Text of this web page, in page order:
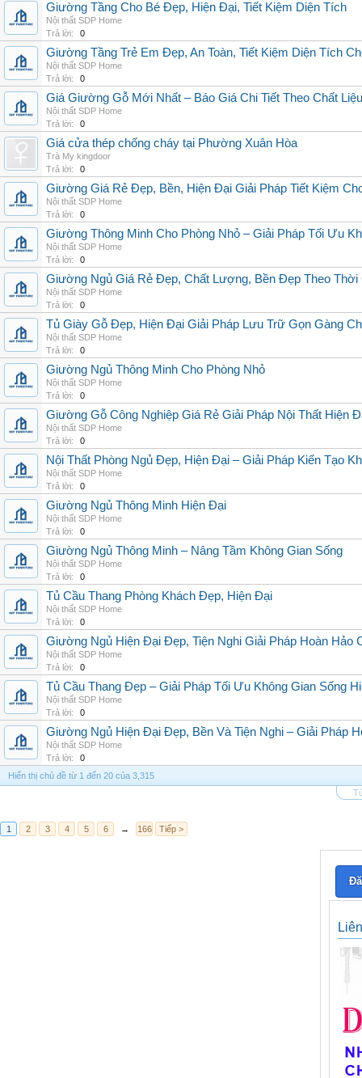
Giường Tầng Cho Bé Đẹp, Hiện Đại, Tiết Kiệm Diện Tích
Nội thất SDP Home
Trả lời:
0
Giường Tầng Trẻ Em Đẹp, An Toàn, Tiết Kiệm Diện Tích
Nội thất SDP Home
Trả lời:
0
Giá Giường Gỗ Mới Nhất – Báo Giá Chi Tiết Theo Chất
Nội thất SDP Home
Trả lời:
0
Giá cửa thép chống cháy tại Phường Xuân Hòa
Trà My kingdoor
Trả lời:
0
Giường Giá Rẻ Đẹp, Bền, Hiện Đại Giải Pháp Tiết Kiệm
Nội thất SDP Home
Trả lời:
0
Giường Thông Minh Cho Phòng Nhỏ – Giải Pháp Tối Ưu
Nội thất SDP Home
Trả lời:
0
Giường Ngủ Giá Rẻ Đẹp, Chất Lượng, Bền Đẹp Theo Thời
Nội thất SDP Home
Trả lời:
0
Tủ Giày Gỗ Đẹp, Hiện Đại Giải Pháp Lưu Trữ Gọn Gàng
Nội thất SDP Home
Trả lời:
0
Giường Ngủ Thông Minh Cho Phòng Nhỏ
Nội thất SDP Home
Trả lời:
0
Giường Gỗ Công Nghiệp Giá Rẻ Giải Pháp Nội Thất Hiện
Nội thất SDP Home
Trả lời:
0
Nội Thất Phòng Ngủ Đẹp, Hiện Đại – Giải Pháp Kiến Tạo
Nội thất SDP Home
Trả lời:
0
Giường Ngủ Thông Minh Hiện Đại
Nội thất SDP Home
Trả lời:
0
Giường Ngủ Thông Minh – Nâng Tầm Không Gian Sống
Nội thất SDP Home
Trả lời:
0
Tủ Cầu Thang Phòng Khách Đẹp, Hiện Đại
Nội thất SDP Home
Trả lời:
0
Giường Ngủ Hiện Đại Đẹp, Tiện Nghi Giải Pháp Hoàn Hảo
Nội thất SDP Home
Trả lời:
0
Tủ Cầu Thang Đẹp – Giải Pháp Tối Ưu Không Gian Sống
Nội thất SDP Home
Trả lời:
0
Giường Ngủ Hiện Đại Đẹp, Bền Và Tiện Nghi – Giải Pháp
Nội thất SDP Home
Trả lời:
0
Hiển thị chủ đề từ 1 đến 20 của 3,315
1 2 3 4 5 6 → 166 Tiếp >